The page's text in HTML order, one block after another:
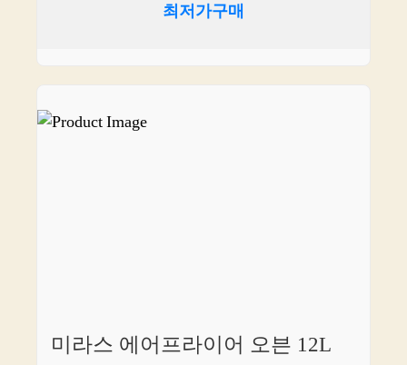
최저가구매
미라스 에어프라이어 오븐 12L